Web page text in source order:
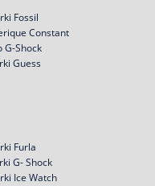
Fossil
Constant
G-Shock
Guess
Furla
G- Shock
Ice Watch